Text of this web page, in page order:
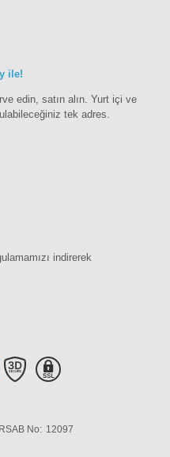
ile!
edin, satın alın. Yurt içi ve
tek adres.
indirerek
No: 12097